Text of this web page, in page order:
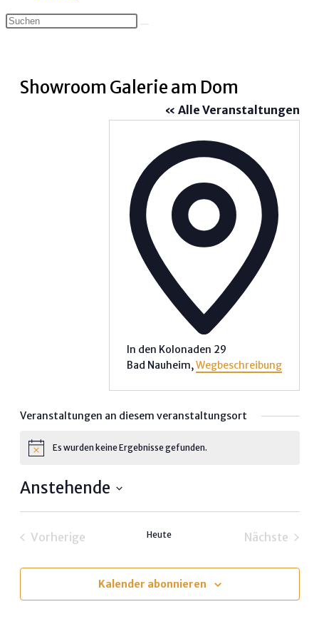
Showroom Galerie am Dom
« Alle Veranstaltungen
In den Kolonaden 29
Bad Nauheim,Wegbeschreibung
Veranstaltungen an diesem veranstaltungsort
HinweisEs wurden keine Ergebnisse gefunden.
Anstehende
Vorherige
Heute
Nächste
Kalender abonnieren